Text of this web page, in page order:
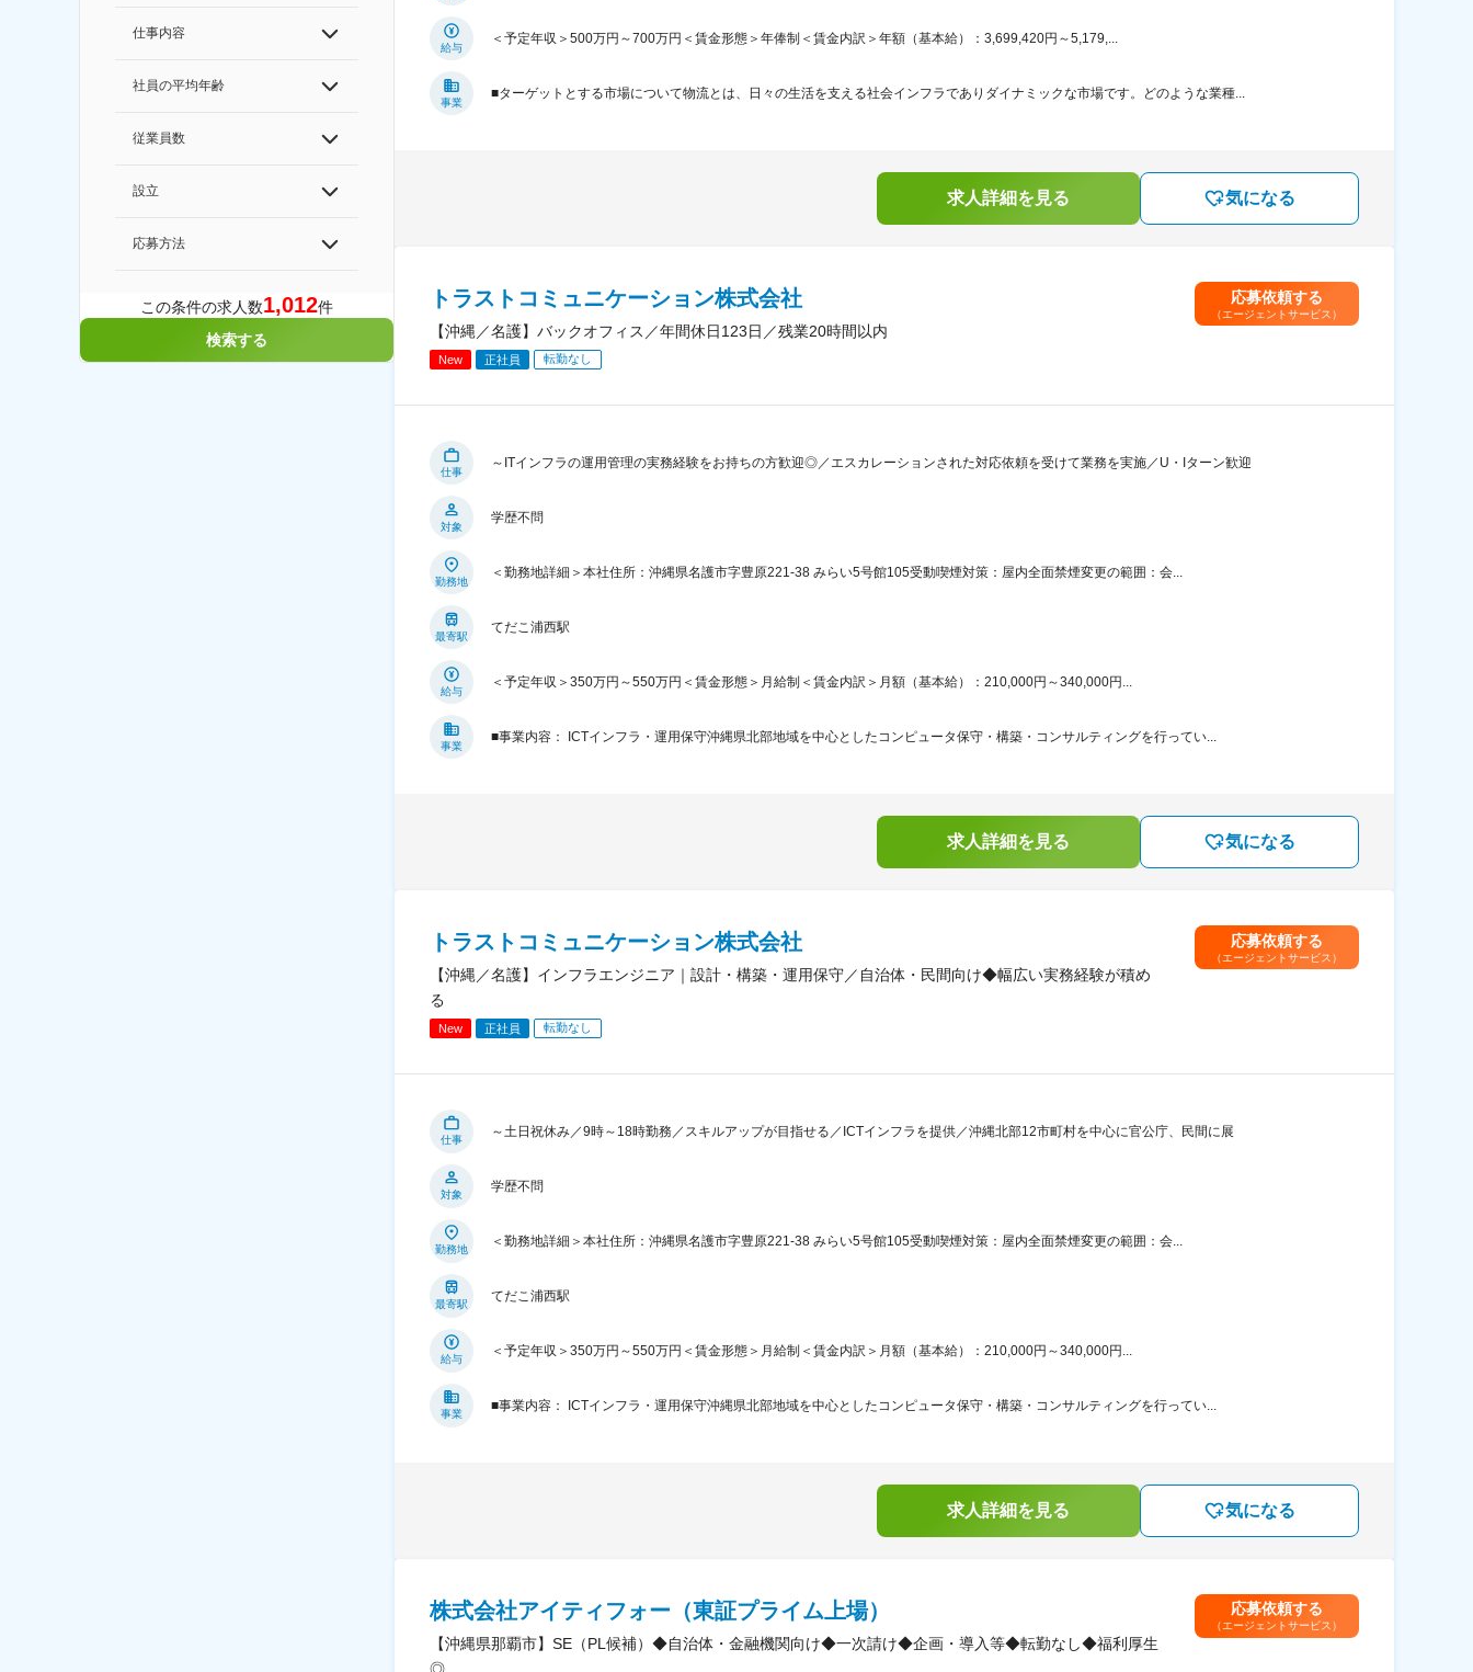
仕事内容
社員の平均年齢
従業員数
設立
応募方法
この条件の求人数1,012件
検索する
給与
＜予定年収＞500万円～700万円＜賃金形態＞年俸制＜賃金内訳＞年額（基本給）：3,699,420円～5,179,...
事業
■ターゲットとする市場について物流とは、日々の生活を支える社会インフラでありダイナミックな市場です。どのような業種...
求人詳細を見る 気になる
トラストコミュニケーション株式会社
【沖縄／名護】バックオフィス／年間休日123日／残業20時間以内
New 正社員 転勤なし
応募依頼する
（エージェントサービス）
仕事
～ITインフラの運用管理の実務経験をお持ちの方歓迎◎／エスカレーションされた対応依頼を受けて業務を実施／U・Iターン歓迎
対象
学歴不問
勤務地
＜勤務地詳細＞本社住所：沖縄県名護市字豊原221-38 みらい5号館105受動喫煙対策：屋内全面禁煙変更の範囲：会...
最寄駅
てだこ浦西駅
給与
＜予定年収＞350万円～550万円＜賃金形態＞月給制＜賃金内訳＞月額（基本給）：210,000円～340,000円...
事業
■事業内容： ICTインフラ・運用保守沖縄県北部地域を中心としたコンピュータ保守・構築・コンサルティングを行ってい...
求人詳細を見る 気になる
トラストコミュニケーション株式会社
【沖縄／名護】インフラエンジニア｜設計・構築・運用保守／自治体・民間向け◆幅広い実務経験が積め
る
New 正社員 転勤なし
応募依頼する
（エージェントサービス）
仕事
～土日祝休み／9時～18時勤務／スキルアップが目指せる／ICTインフラを提供／沖縄北部12市町村を中心に官公庁、民間に展
対象
学歴不問
勤務地
＜勤務地詳細＞本社住所：沖縄県名護市字豊原221-38 みらい5号館105受動喫煙対策：屋内全面禁煙変更の範囲：会...
最寄駅
てだこ浦西駅
給与
＜予定年収＞350万円～550万円＜賃金形態＞月給制＜賃金内訳＞月額（基本給）：210,000円～340,000円...
事業
■事業内容： ICTインフラ・運用保守沖縄県北部地域を中心としたコンピュータ保守・構築・コンサルティングを行ってい...
求人詳細を見る 気になる
株式会社アイティフォー（東証プライム上場）
【沖縄県那覇市】SE（PL候補）◆自治体・金融機関向け◆一次請け◆企画・導入等◆転勤なし◆福利厚生
応募依頼する
（エージェントサービス）